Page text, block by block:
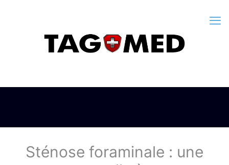
Sténose foraminale : une